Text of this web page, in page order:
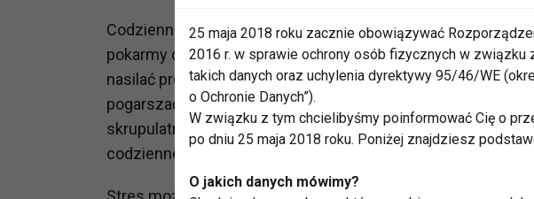
Codzienne nawyki mają duży wpływ na trądzik. Choć dieta
pokarmy o wysokim indeksie glikemicznym, wysoko
nasilać problemy skórne. Alkohol, papierosy, oraz
pogarszać stan skóry. Stosowanie produktów oznaczonych
skrupulatne, ale nieinwazyjne oczyszczanie twarzy powinny
codziennej rutyny.
25 maja 2018 roku zacznie obowiązywać
2016 r. w sprawie ochrony osób fizycznych w
takich danych oraz uchylenia dyrektywy 95/46/WE
o Ochronie Danych”).
W związku z tym chcielibyśmy poinformować Cię o
po dniu 25 maja 2018 roku. Poniżej znajdziesz
O jakich danych mówimy?